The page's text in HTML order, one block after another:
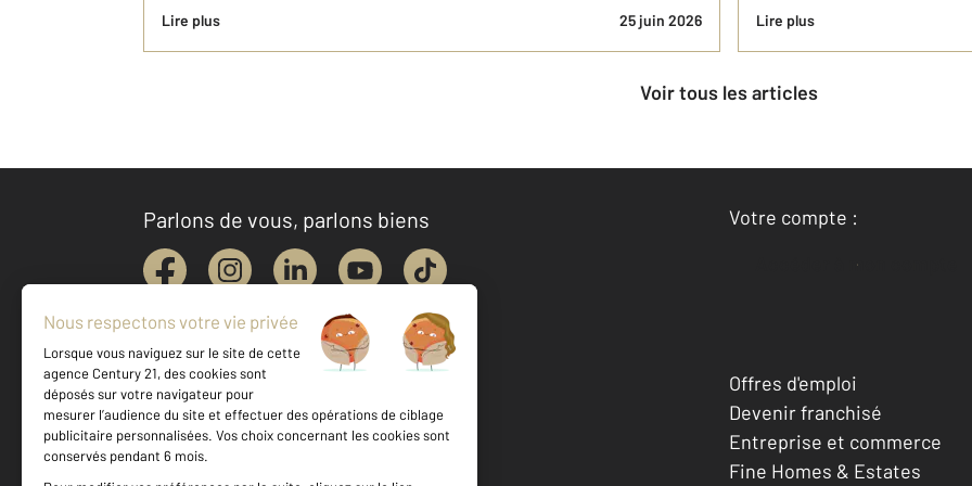
Lire plus 25 juin 2026 Lire plus
Voir tous les articles
Parlons de vous, parlons biens
Votre compte :
Accéder à mon compte
Votre agence est notée
Offres d'emploi
Devenir franchisé
Entreprise et commerce
Fine Homes & Estates